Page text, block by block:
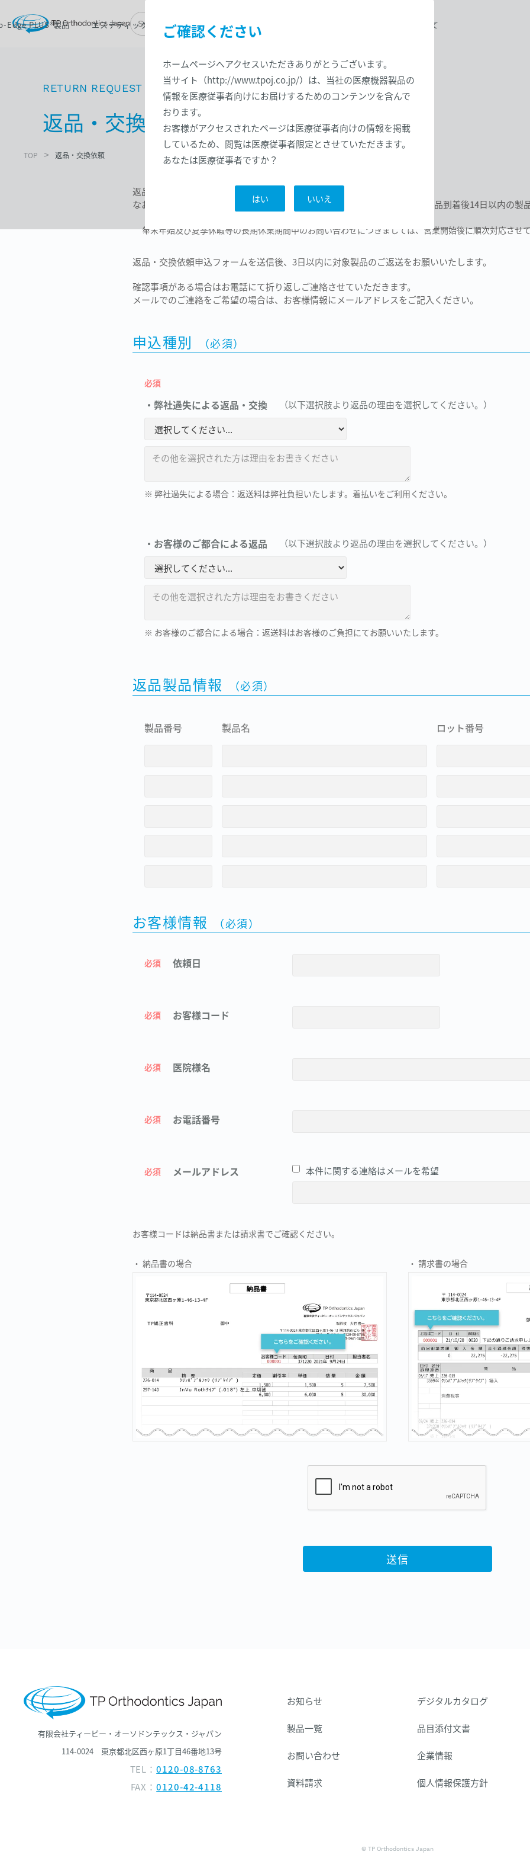
ご確認ください
ホームページへアクセスいただきありがとうございます。
当サイト（http://www.tpoj.co.jp/）は、当社の医療機器製品の
情報を医療従事者向けにお届けするためのコンテンツを含んで
おります。
お客様がアクセスされたページは医療従事者向けの情報を掲載
しているため、閲覧は医療従事者限定とさせていただきます。
あなたは医療従事者ですか？
はい いいえ
Edge PLUS®製品 エステティック製品 製品一覧 お問い合わせ お取引について
RETURN REQUEST
返品・交換依頼
TOP > 返品・交換依頼
返品をご希望の場合は以下のフォームからお申込ください。
なお、弊社取扱製品のほとんどは医療機器であるため、未開封、未使用、製品到着後14日以内の製
※
年末年始及び夏季休暇等の長期休業期間中のお問い合わせにつきましては、営業開始後に順次対応させ
返品・交換依頼申込フォームを送信後、3日以内に対象製品のご返送をお願いいたします。
確認事項がある場合はお電話にて折り返しご連絡させていただきます。
メールでのご連絡をご希望の場合は、お客様情報にメールアドレスをご記入ください。
申込種別 （必須）
必須
・弊社過失による返品・交換 （以下選択肢より返品の理由を選択してください。）
※ 弊社過失による場合：返送料は弊社負担いたします。着払いをご利用ください。
・お客様のご都合による返品 （以下選択肢より返品の理由を選択してください。）
※ お客様のご都合による場合：返送料はお客様のご負担にてお願いいたします。
返品製品情報 （必須）
製品番号 製品名 ロット番号
お客様情報 （必須）
必須 依頼日
必須 お客様コード
必須 医院様名
必須 お電話番号
必須 メールアドレス 本件に関する連絡はメールを希望
お客様コードは納品書または請求書でご確認ください。
・ 納品書の場合 ・ 請求書の場合
有限会社ティーピー・オーソドンテックス・ジャパン
114-0024 東京都北区西ヶ原1丁目46番地13号
TEL：0120-08-8763
FAX：0120-42-4118
お知らせ
製品一覧
お問い合わせ
資料請求
デジタルカタログ
品目添付文書
企業情報
個人情報保護方針
© TP Orthodontics Japan